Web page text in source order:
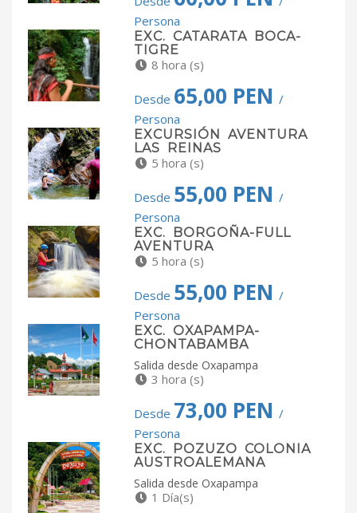
Persona
EXC. CATARATA BOCA-
TIGRE
8 hora (s)
Desde 65,00 PEN /
Persona
EXCURSIÓN AVENTURA
LAS REINAS
5 hora (s)
Desde 55,00 PEN /
Persona
EXC. BORGOÑA-FULL
AVENTURA
5 hora (s)
Desde 55,00 PEN /
Persona
EXC. OXAPAMPA-
CHONTABAMBA
Salida desde Oxapampa
3 hora (s)
Desde 73,00 PEN /
Persona
EXC. POZUZO COLONIA
AUSTROALEMANA
Salida desde Oxapampa
1 Día(s)